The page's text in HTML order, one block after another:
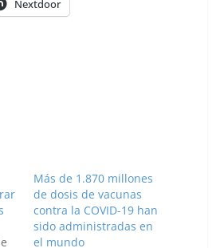
Nextdoor
Más de 1.870 millones
de dosis de vacunas
contra la COVID-19 han
sido administradas en
el mundo